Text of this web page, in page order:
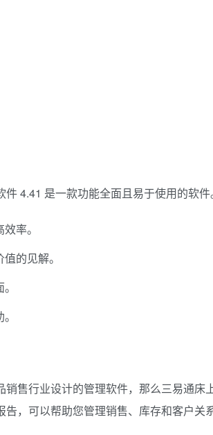
4.41 是一款功能全面且易于使用的软件
率。
的见解。
售行业设计的管理软件，那么三易通床
，可以帮助您管理销售、库存和客户关系